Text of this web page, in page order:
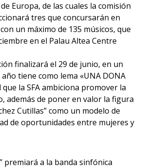
Europa, de las cuales la comisión
tres que concursarán en
un máximo de 135 músicos, que
en el Palau Altea Centre
finalizará el 29 de junio, en un
tiene como lema «UNA DONA
que la SFA ambiciona promover la
además de poner en valor la figura
Cutillas” como un modelo de
de oportunidades entre mujeres y
premiará a la banda sinfónica